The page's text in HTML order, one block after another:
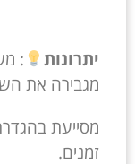
יתרונות
:
מגבירה את
מסייעת
זמנים.